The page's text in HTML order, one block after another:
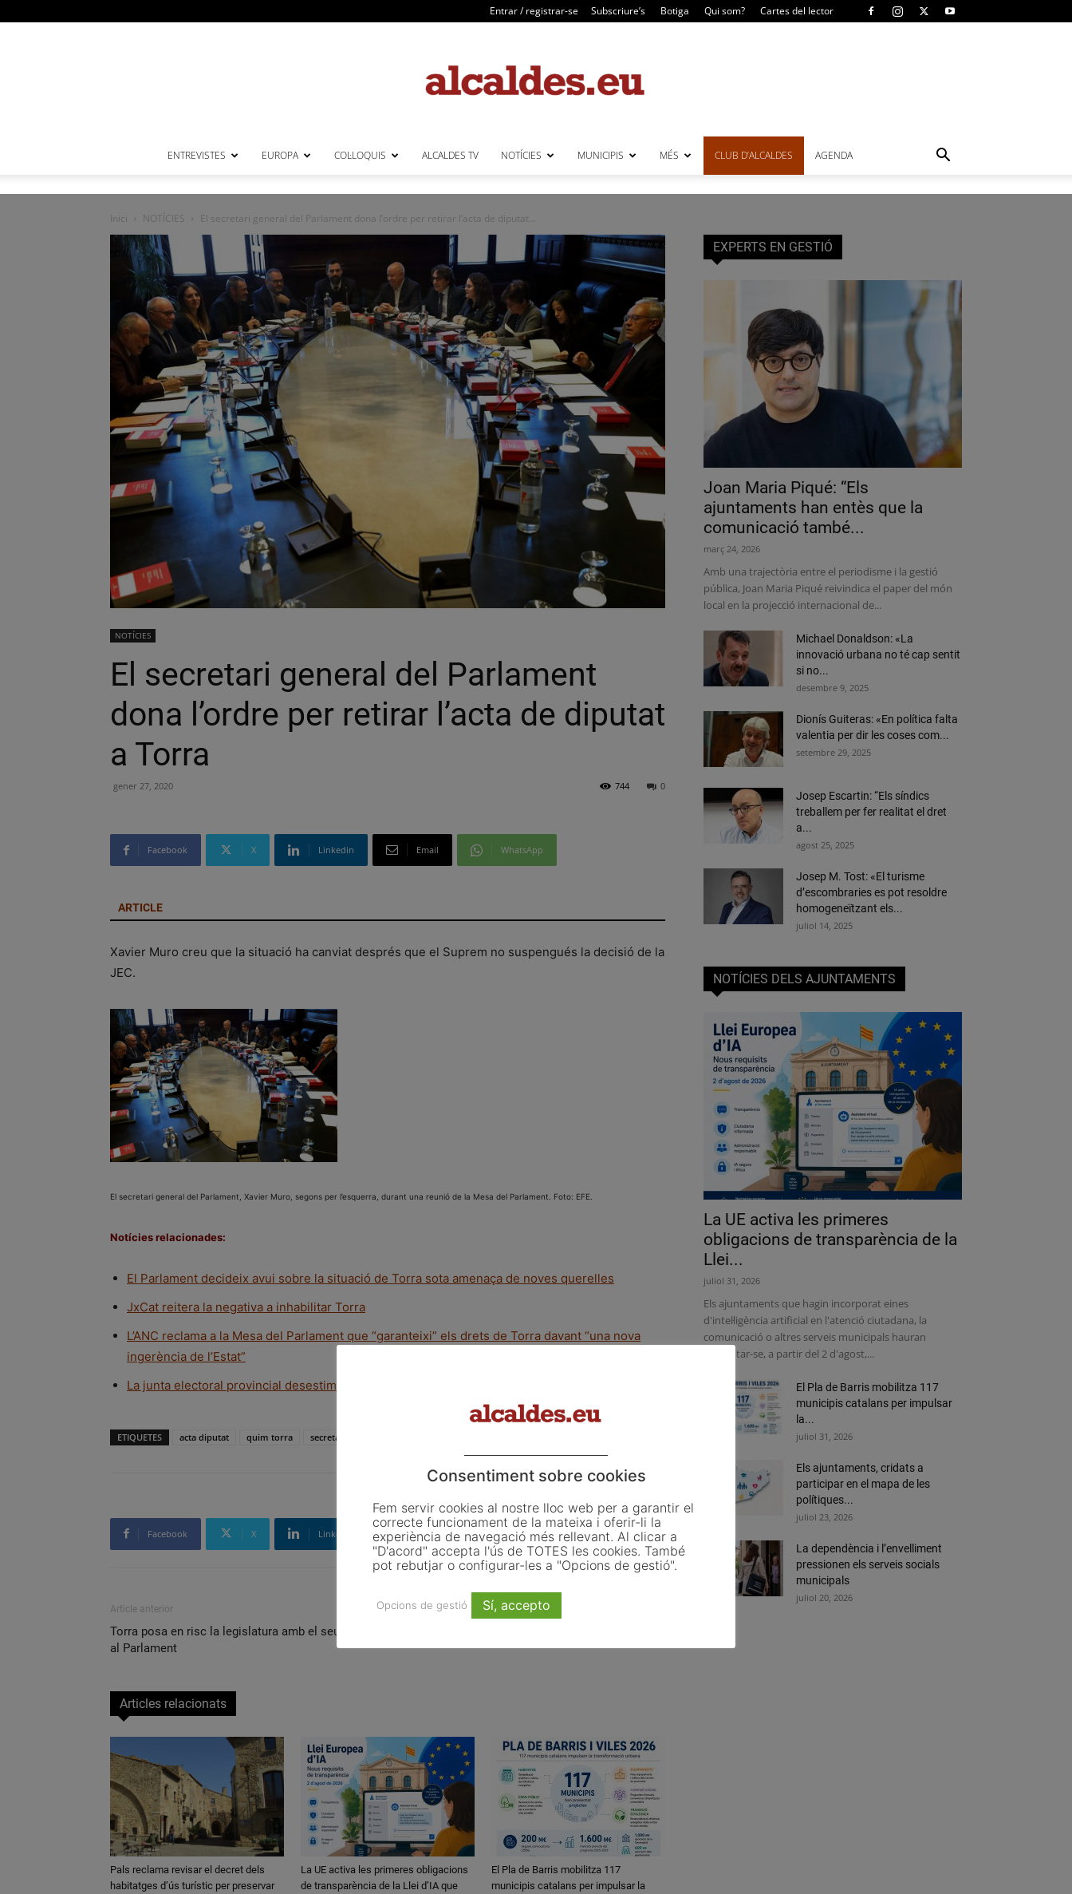
Entrar / registrar-se Subscriure’s Botiga Qui som? Cartes del lector
ENTREVISTES EUROPA COL·LOQUIS ALCALDES TV NOTÍCIES MUNICIPIS MÉS CLUB D’ALCALDES AGENDA
Inici NOTÍCIES El secretari general del Parlament dona l’ordre per retirar l’acta de diputat...
NOTÍCIES
El secretari general del Parlament
dona l’ordre per retirar l’acta de diputat
a Torra
gener 27, 2020 0
744
Facebook X Linkedin Email WhatsApp
ARTICLE
Xavier Muro creu que la situació ha canviat després que el Suprem no suspengués la decisió de la
JEC.
El secretari general del Parlament, Xavier Muro, segons per l’esquerra, durant una reunió de la Mesa del Parlament. Foto: EFE.
Notícies relacionades:
El Parlament decideix avui sobre la situació de Torra sota amenaça de noves querelles
JxCat reitera la negativa a inhabilitar Torra
L’ANC reclama a la Mesa del Parlament que “garanteixi” els drets de Torra davant “una nova
ingerència de l’Estat”
La junta electoral provincial desestima el recurs de Torra
ETIQUETES acta diputat quim torra secretari general parlament
Facebook X Linkedin Email WhatsApp
Article anterior
Torra posa en risc la legislatura amb el seu pols
al Parlament
Articles relacionats
Pals reclama revisar el decret dels
habitatges d’ús turístic per preservar
La UE activa les primeres obligacions
de transparència de la Llei d’IA que
El Pla de Barris mobilitza 117
municipis catalans per impulsar la
EXPERTS EN GESTIÓ
Joan Maria Piqué: “Els
ajuntaments han entès que la
comunicació també...
març 24, 2026
Amb una trajectòria entre el periodisme i la gestió
pública, Joan Maria Piqué reivindica el paper del món
local en la projecció internacional de...
Michael Donaldson: «La
innovació urbana no té cap sentit
si no...
desembre 9, 2025
Dionís Guiteras: «En política falta
valentia per dir les coses com...
setembre 29, 2025
Josep Escartin: “Els síndics
treballem per fer realitat el dret
a...
agost 25, 2025
Josep M. Tost: «El turisme
d’escombraries es pot resoldre
homogeneïtzant els...
juliol 14, 2025
NOTÍCIES DELS AJUNTAMENTS
La UE activa les primeres
obligacions de transparència de la
Llei...
juliol 31, 2026
Els ajuntaments que hagin incorporat eines
d'intel·ligència artificial en l'atenció ciutadana, la
comunicació o altres serveis municipals hauran
d'adaptar-se, a partir del 2 d'agost,...
El Pla de Barris mobilitza 117
municipis catalans per impulsar
la...
juliol 31, 2026
Els ajuntaments, cridats a
participar en el mapa de les
polítiques...
juliol 23, 2026
La dependència i l’envelliment
pressionen els serveis socials
municipals
juliol 20, 2026
Consentiment sobre cookies
Fem servir cookies al nostre lloc web per a garantir el
correcte funcionament de la mateixa i oferir-li la
experiència de navegació més rellevant. Al clicar a
"D'acord" accepta l'ús de TOTES les cookies. També
pot rebutjar o configurar-les a "Opcions de gestió".
Opcions de gestió Sí, accepto